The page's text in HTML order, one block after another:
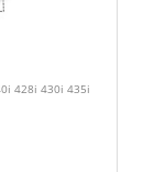
428i 430i 435i